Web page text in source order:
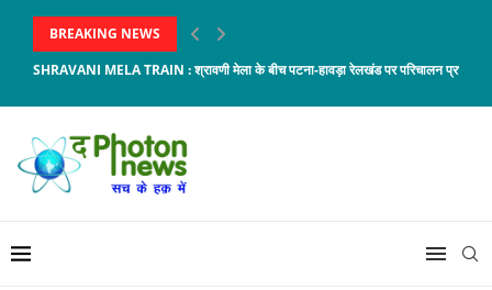
BREAKING NEWS
SHRAVANI MELA TRAIN : श्रावणी मेला के बीच पटना-हावड़ा रेलखंड पर परिचालन